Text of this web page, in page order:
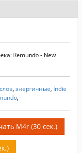
Remundo - New
, энергичные, Indie
,
M4r (30 сек.)